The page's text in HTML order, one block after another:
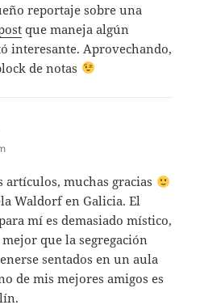
reportaje sobre una
que maneja algún
interesante. Aprovechando,
de notas
artículos, muchas gracias
Waldorf en Galicia. El
mí es demasiado místico,
que la segregación
sentados en un aula
de mis mejores amigos es